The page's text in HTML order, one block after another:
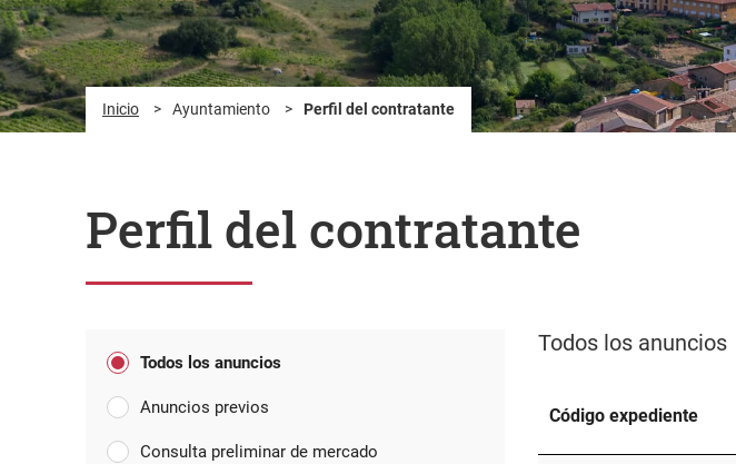
Inicio > Ayuntamiento > Perfil del contratante
Perfil del contratante
Todos los anuncios
Anuncios previos
Consulta preliminar de mercado
Todos los anuncios
Código expediente